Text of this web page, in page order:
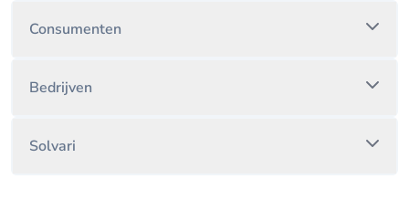
Consumenten
Bedrijven
Solvari